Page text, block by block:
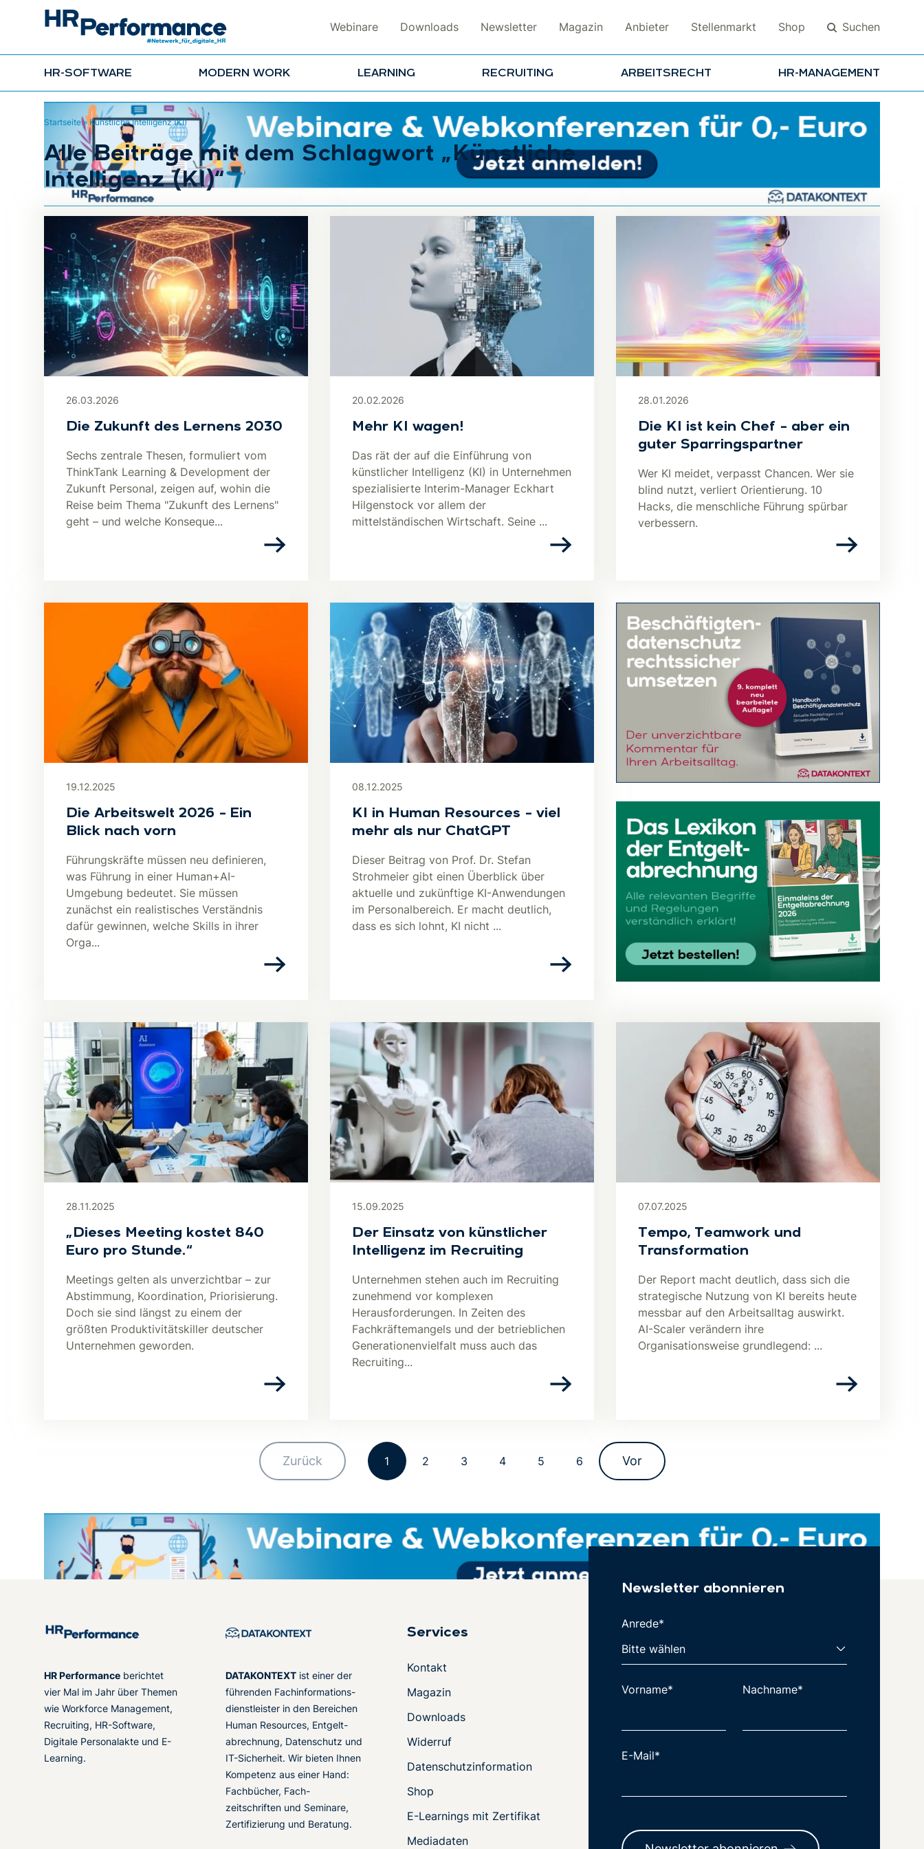
Webinare Downloads Newsletter Magazin Anbieter Stellenmarkt Shop Suchen
HR-SOFTWARE MODERN WORK LEARNING RECRUITING ARBEITSRECHT HR-MANAGEMENT
Suchen
Startseite»Künstliche Intelligenz (KI)
Alle Beiträge mit dem Schlagwort „Künstliche
Intelligenz (KI)“
26.03.2026
Die Zukunft des Lernens 2030
Sechs zentrale Thesen, formuliert vom
ThinkTank Learning & Development der
Zukunft Personal, zeigen auf, wohin die
Reise beim Thema "Zukunft des Lernens"
geht – und welche Konseque...
20.02.2026
Mehr KI wagen!
Das rät der auf die Einführung von
künstlicher Intelligenz (KI) in Unternehmen
spezialisierte Interim-Manager Eckhart
Hilgenstock vor allem der
mittelständischen Wirtschaft. Seine ...
28.01.2026
Die KI ist kein Chef – aber ein
guter Sparringspartner
Wer KI meidet, verpasst Chancen. Wer sie
blind nutzt, verliert Orientierung. 10
Hacks, die menschliche Führung spürbar
verbessern.
19.12.2025
Die Arbeitswelt 2026 – Ein
Blick nach vorn
Führungskräfte müssen neu definieren,
was Führung in einer Human+AI-
Umgebung bedeutet. Sie müssen
zunächst ein realistisches Verständnis
dafür gewinnen, welche Skills in ihrer
Orga...
08.12.2025
KI in Human Resources – viel
mehr als nur ChatGPT
Dieser Beitrag von Prof. Dr. Stefan
Strohmeier gibt einen Überblick über
aktuelle und zukünftige KI-Anwendungen
im Personalbereich. Er macht deutlich,
dass es sich lohnt, KI nicht ...
28.11.2025
„Dieses Meeting kostet 840
Euro pro Stunde.“
Meetings gelten als unverzichtbar – zur
Abstimmung, Koordination, Priorisierung.
Doch sie sind längst zu einem der
größten Produktivitätskiller deutscher
Unternehmen geworden.
15.09.2025
Der Einsatz von künstlicher
Intelligenz im Recruiting
Unternehmen stehen auch im Recruiting
zunehmend vor komplexen
Herausforderungen. In Zeiten des
Fachkräftemangels und der betrieblichen
Generationenvielfalt muss auch das
Recruiting...
07.07.2025
Tempo, Teamwork und
Transformation
Der Report macht deutlich, dass sich die
strategische Nutzung von KI bereits heute
messbar auf den Arbeitsalltag auswirkt.
AI-Scaler verändern ihre
Organisationsweise grundlegend: ...
Zurück 1 2 3 4 5 6 Vor
HR Performance berichtet
vier Mal im Jahr über Themen
wie Workforce Management,
Recruiting, HR-Software,
Digitale Personalakte und E-
Learning.
DATAKONTEXT ist einer der
führenden Fachinformations-
dienstleister in den Bereichen
Human Resources, Entgelt-
abrechnung, Datenschutz und
IT-Sicherheit. Wir bieten Ihnen
Kompetenz aus einer Hand:
Fachbücher, Fach-
zeitschriften und Seminare,
Zertifizierung und Beratung.
Services
Kontakt
Magazin
Downloads
Widerruf
Datenschutzinformation
Shop
E-Learnings mit Zertifikat
Mediadaten
Newsletter abonnieren
Anrede*
Vorname* Nachname*
E-Mail*